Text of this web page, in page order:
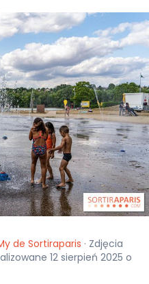
de Sortiraparis · Zdjęcia
12 sierpień 2025 o